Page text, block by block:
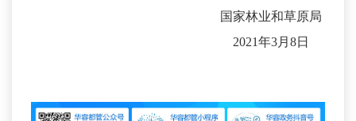
国家林业和草原局
2021年3月8日